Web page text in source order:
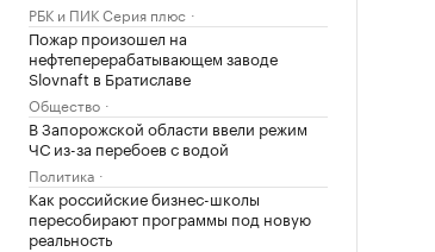
РБК и ПИК Серия плюс
Пожар произошел на
нефтеперерабатывающем заводе
Slovnaft в Братиславе
Общество
В Запорожской области ввели режим
ЧС из-за перебоев с водой
Политика
Как российские бизнес-школы
пересобирают программы под новую
реальность